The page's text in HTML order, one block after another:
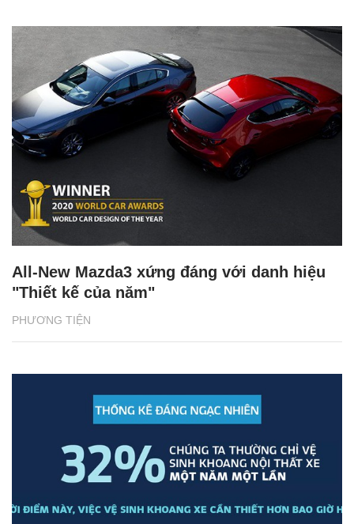
PHƯƠNG TIỆN
All-New Mazda3 xứng đáng với danh hiệu
"Thiết kế của năm"